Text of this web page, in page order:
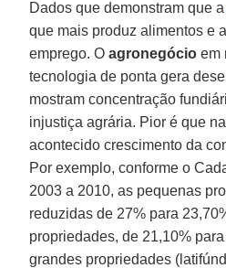
Dados que demonstram que
que mais produz alimentos e
emprego. Oagronegócio em
tecnologia de ponta gera
mostram concentração
injustiça agrária. Pior é que
acontecido crescimento da
Por exemplo, conforme o
2003 a 2010, as pequenas
reduzidas de 27% para
propriedades, de 21,10%
grandes propriedades